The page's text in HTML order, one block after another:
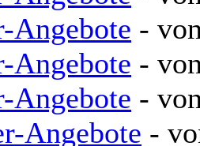
Angebote -
Angebote -
Angebote -
Angebote -